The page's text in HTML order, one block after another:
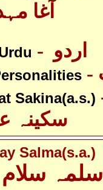
آغا
Sakina(a.s.)
سکینہ
Salma(s.a.)